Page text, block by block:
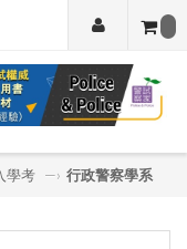
學考 —› 行政警察學系